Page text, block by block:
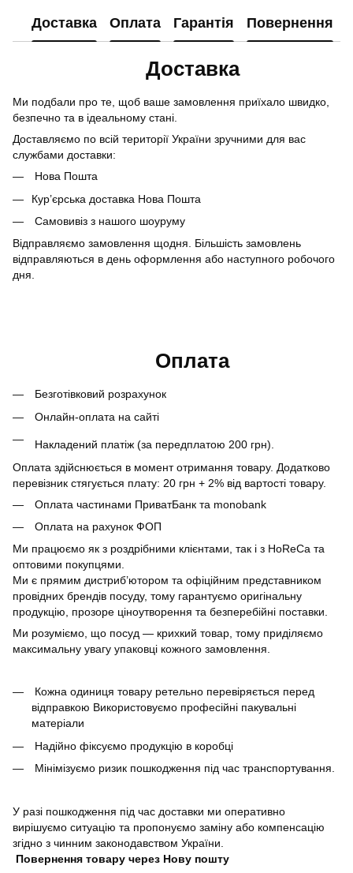
Доставка Оплата Гарантія Повернення
Доставка
Ми подбали про те, щоб ваше замовлення приїхало швидко,
безпечно та в ідеальному стані.
Доставляємо по всій території України зручними для вас
службами доставки:
Нова Пошта
Кур’єрська доставка Нова Пошта
Самовивіз з нашого шоуруму
Відправляємо замовлення щодня. Більшість замовлень
відправляються в день оформлення або наступного робочого
дня.
Оплата
Безготівковий розрахунок
Онлайн-оплата на сайті
Накладений платіж (за передплатою 200 грн).
Оплата здійснюється в момент отримання товару. Додатково
перевізник стягується плату: 20 грн + 2% від вартості товару.
Оплата частинами ПриватБанк та monobank
Оплата на рахунок ФОП
Ми працюємо як з роздрібними клієнтами, так і з HoReCa та
оптовими покупцями.
Ми є прямим дистриб’ютором та офіційним представником
провідних брендів посуду, тому гарантуємо оригінальну
продукцію, прозоре ціноутворення та безперебійні поставки.
Ми розуміємо, що посуд — крихкий товар, тому приділяємо
максимальну увагу упаковці кожного замовлення.
Кожна одиниця товару ретельно перевіряється перед
відправкою Використовуємо професійні пакувальні
матеріали
Надійно фіксуємо продукцію в коробці
Мінімізуємо ризик пошкодження під час транспортування.
У разі пошкодження під час доставки ми оперативно
вирішуємо ситуацію та пропонуємо заміну або компенсацію
згідно з чинним законодавством України.
Повернення товару через Нову пошту